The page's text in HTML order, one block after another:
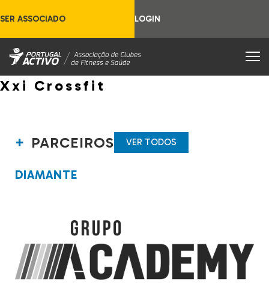
SER ASSOCIADO LOGIN
Xxi Crossfit
PARCEIROS VER TODOS
DIAMANTE